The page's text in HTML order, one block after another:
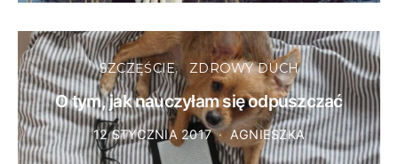
SZCZĘŚCIE ZDROWY DUCH
O tym, jak nauczyłam się odpuszczać
12 STYCZNIA 2017 AGNIESZKA